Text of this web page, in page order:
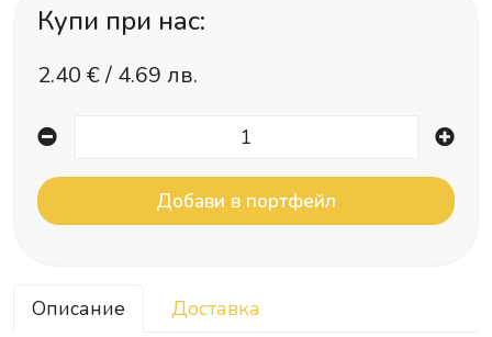
Купи при нас:
2.40 € / 4.69 лв.
Описание Доставка